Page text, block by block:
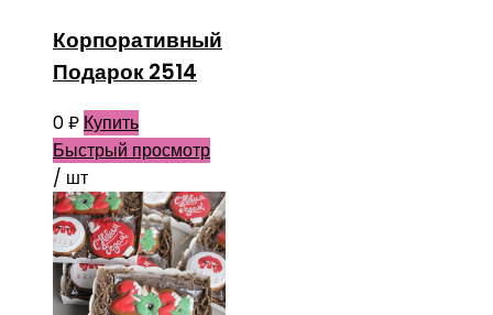
Корпоративный
Подарок 2514
0₽ Купить
Быстрый просмотр
/ шт